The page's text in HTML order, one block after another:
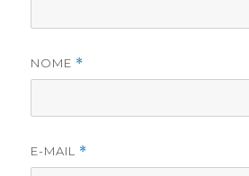
NOME *
E-MAIL *